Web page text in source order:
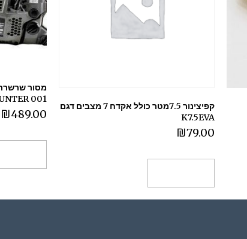
קפיצינור 7.5מטר כולל אקדח 7 מצבים דגם
K7.5EVA
₪79.00
001 HUNTER
₪489.00